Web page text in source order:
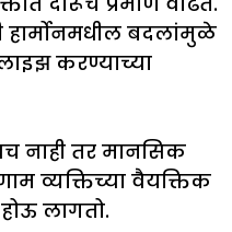
हार्मोनमधील बदलांमुळे
करण्याच्या
नाही तर मानसिक
व्यक्तिच्या वैयक्तिक
लागतो.